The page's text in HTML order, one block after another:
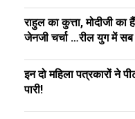
राहुल का कुत्ता, मोदीजी का
जेनजी चर्चा …रील युग में सब
इन दो महिला पत्रकारों ने
पारी!